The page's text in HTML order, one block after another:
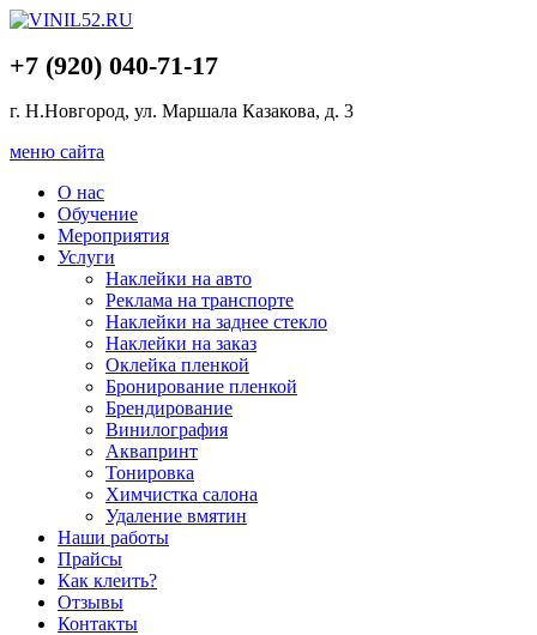
+7 (920) 040-71-17
г. Н.Новгород, ул. Маршала Казакова, д. 3
меню сайта
О нас
Обучение
Мероприятия
Услуги
Наклейки на авто
Реклама на транспорте
Наклейки на заднее стекло
Наклейки на заказ
Оклейка пленкой
Бронирование пленкой
Брендирование
Винилография
Аквапринт
Тонировка
Химчистка салона
Удаление вмятин
Наши работы
Прайсы
Как клеить?
Отзывы
Контакты